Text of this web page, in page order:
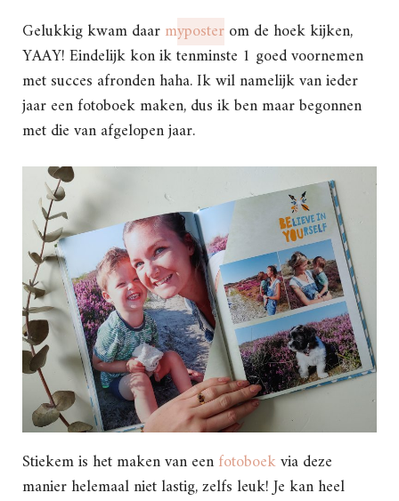
Gelukkig kwam daarmyposterom de hoek kijken,
YAAY! Eindelijk kon ik tenminste 1 goed voornemen
met succes afronden haha. Ik wil namelijk van ieder
jaar een fotoboek maken, dus ik ben maar begonnen
met die van afgelopen jaar.
Stiekem is het maken van eenfotoboekvia deze
manier helemaal niet lastig, zelfs leuk! Je kan heel